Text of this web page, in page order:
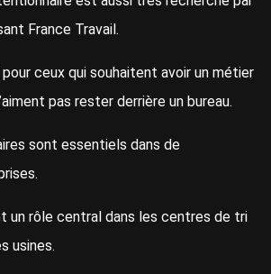
France Travail.
ceux qui souhaitent avoir un métier
pas rester derrière un bureau.
sont essentiels dans de
un rôle central dans les centres de tri
usines.